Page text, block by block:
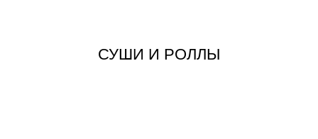
СУШИ И РОЛЛЫ